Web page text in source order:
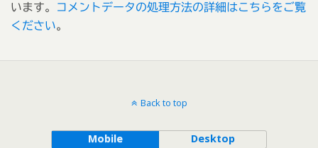
います。
コメントデータの処理方法の詳細はこちらをご覧
ください。
Back to top
Mobile Desktop